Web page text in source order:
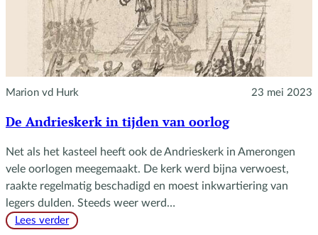
Marion vd Hurk 23 mei 2023
De Andrieskerk in tijden van oorlog
Net als het kasteel heeft ook de Andrieskerk in Amerongen
vele oorlogen meegemaakt. De kerk werd bijna verwoest,
raakte regelmatig beschadigd en moest inkwartiering van
legers dulden. Steeds weer werd…
Lees verder: